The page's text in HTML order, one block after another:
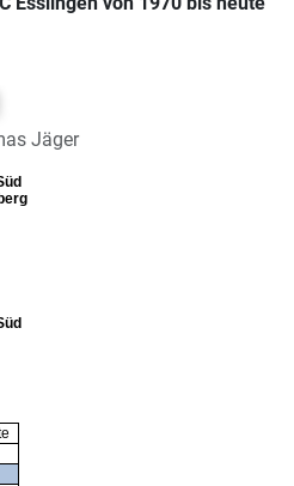
Jäger